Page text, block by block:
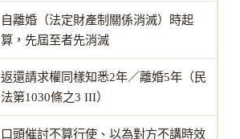
自離婚（法定財產制關係消滅）時起
算，先屆至者先消滅
返還請求權同樣知悉2年／離婚5年（民
法第1030條之3 III）
口頭催討不算行使、以為對方不講時效